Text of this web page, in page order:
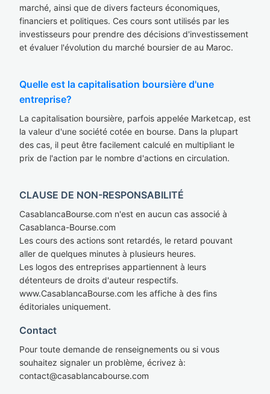
marché, ainsi que de divers facteurs économiques,
financiers et politiques. Ces cours sont utilisés par les
investisseurs pour prendre des décisions d'investissement
et évaluer l'évolution du marché boursier de au Maroc.
Quelle est la capitalisation boursière d'une
entreprise?
La capitalisation boursière, parfois appelée Marketcap, est
la valeur d'une société cotée en bourse. Dans la plupart
des cas, il peut être facilement calculé en multipliant le
prix de l'action par le nombre d'actions en circulation.
CLAUSE DE NON-RESPONSABILITÉ
CasablancaBourse.com n'est en aucun cas associé à
Casablanca-Bourse.com
Les cours des actions sont retardés, le retard pouvant
aller de quelques minutes à plusieurs heures.
Les logos des entreprises appartiennent à leurs
détenteurs de droits d'auteur respectifs.
www.CasablancaBourse.com les affiche à des fins
éditoriales uniquement.
Contact
Pour toute demande de renseignements ou si vous
souhaitez signaler un problème, écrivez à:
contact@casablancabourse.com